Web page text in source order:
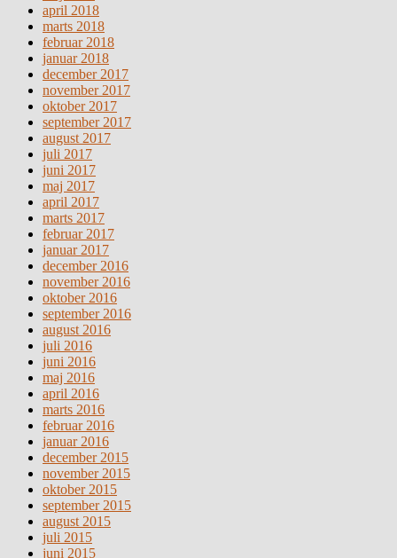
april 2018
marts 2018
februar 2018
januar 2018
december 2017
november 2017
oktober 2017
september 2017
august 2017
juli 2017
juni 2017
maj 2017
april 2017
marts 2017
februar 2017
januar 2017
december 2016
november 2016
oktober 2016
september 2016
august 2016
juli 2016
juni 2016
maj 2016
april 2016
marts 2016
februar 2016
januar 2016
december 2015
november 2015
oktober 2015
september 2015
august 2015
juli 2015
juni 2015